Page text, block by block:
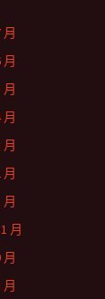
月
月
月
月
月
月
月
月
月
月